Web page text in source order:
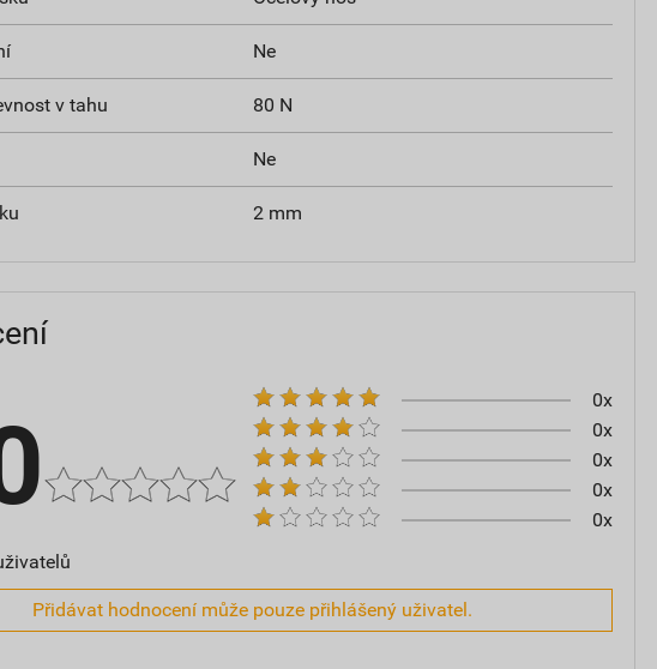
Ne
v tahu 80 N
Ne
2 mm
0x
0x
0x
0x
0x
Přidávat hodnocení může pouze přihlášený uživatel.